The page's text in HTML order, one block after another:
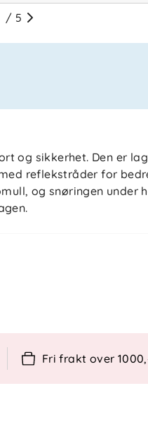
/ 5
og sikkerhet. Den er
reflekstråder for
og snøringen under
ullprogram
Fri frakt over